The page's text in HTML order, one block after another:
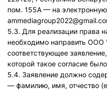
пом. 155А — на электронную
5.3. Для реализации права
необходимо направить
соответствующее
которой такое согласие
5.4. Заявление должно
— фамилию, имя, отчество